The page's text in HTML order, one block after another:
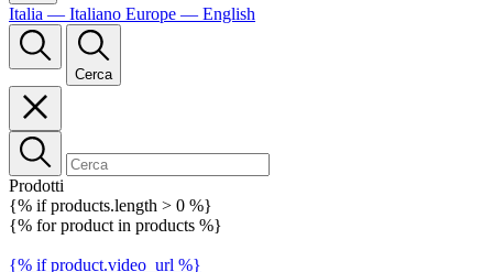
Italia — Italiano Europe — English
Cerca
Prodotti
{% if products.length > 0 %}
{% for product in products %}
{% if product.video_url %}